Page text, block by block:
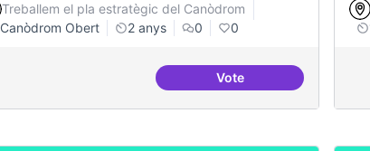
Treballem el pla estratègic del Canòdrom
Canòdrom Obert
2 anys 0 0
VoteProjecte Pilot - Refugi